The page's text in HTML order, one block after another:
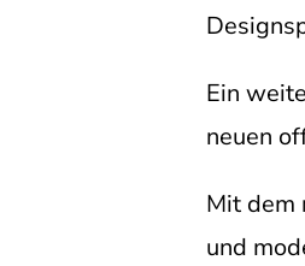
Ein
neuen
Mit dem
und